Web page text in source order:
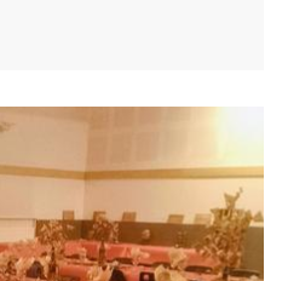
par le comité des